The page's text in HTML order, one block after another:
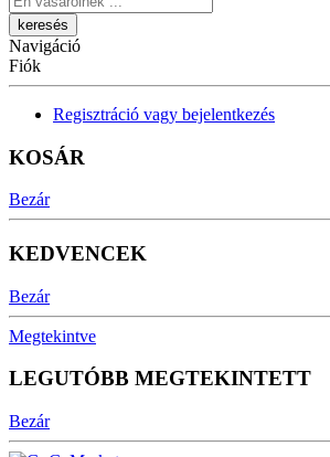
Navigáció
Fiók
Regisztráció vagy bejelentkezés
KOSÁR
Bezár
KEDVENCEK
Bezár
Megtekintve
LEGUTÓBB MEGTEKINTETT
Bezár